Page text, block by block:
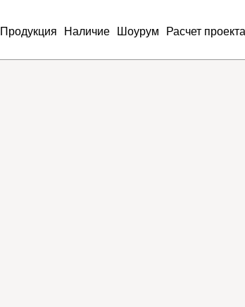
Продукция Наличие Шоурум Расчет проекта